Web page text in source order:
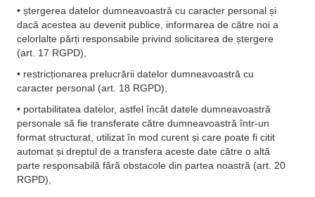
• ștergerea datelor dumneavoastră cu caracter personal și
dacă acestea au devenit publice, informarea de către noi a
celorlalte părți responsabile privind solicitarea de ștergere
(art. 17 RGPD),
• restricționarea prelucrării datelor dumneavoastră cu
caracter personal (art. 18 RGPD),
• portabilitatea datelor, astfel încât datele dumneavoastră
personale să fie transferate către dumneavoastră într-un
format structurat, utilizat în mod curent și care poate fi citit
automat și dreptul de a transfera aceste date către o altă
parte responsabilă fără obstacole din partea noastră (art. 20
RGPD),